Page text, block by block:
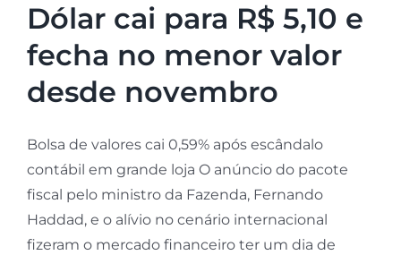
Dólar cai para R$ 5,10 e
fecha no menor valor
desde novembro
Bolsa de valores cai 0,59% após escândalo
contábil em grande loja O anúncio do pacote
fiscal pelo ministro da Fazenda, Fernando
Haddad, e o alívio no cenário internacional
fizeram o mercado financeiro ter um dia de